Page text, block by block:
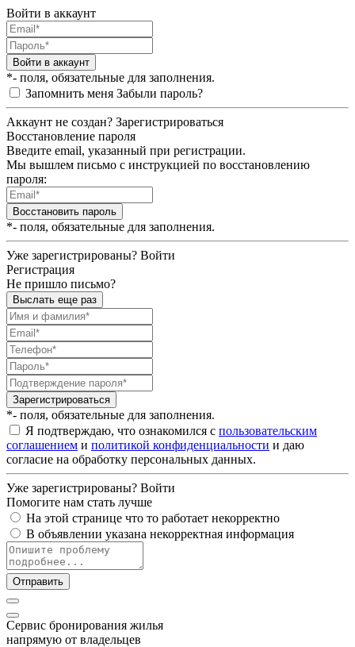
Войти в аккаунт
Войти в аккаунт
*- поля, обязательные для заполнения.
Запомнить меня Забыли пароль?
Аккаунт не создан? Зарегистрироваться
Восстановление пароля
Введите email, указанный при регистрации.
Мы вышлем письмо с инструкцией по восстановлению
пароля:
Восстановить пароль
*- поля, обязательные для заполнения.
Уже зарегистрированы? Войти
Регистрация
Не пришло письмо?
Выслать еще раз
Зарегистрироваться
*- поля, обязательные для заполнения.
Я подтверждаю, что ознакомился с пользовательским
соглашением и политикой конфиденциальности и даю
согласие на обработку персональных данных.
Уже зарегистрированы? Войти
Помогите нам стать лучше
На этой странице что то работает некорректно
В объявлении указана некорректная информация
Отправить
Cервис бронирования жилья
напрямую от владельцев